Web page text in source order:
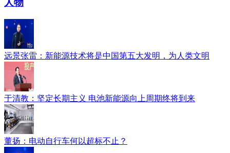
人物
远景张雷：新能源技术将是中国第五大发明，为人类文明
于清教：坚定长期主义 电池新能源向上周期终将到来
董扬：电动自行车何以超标不止？